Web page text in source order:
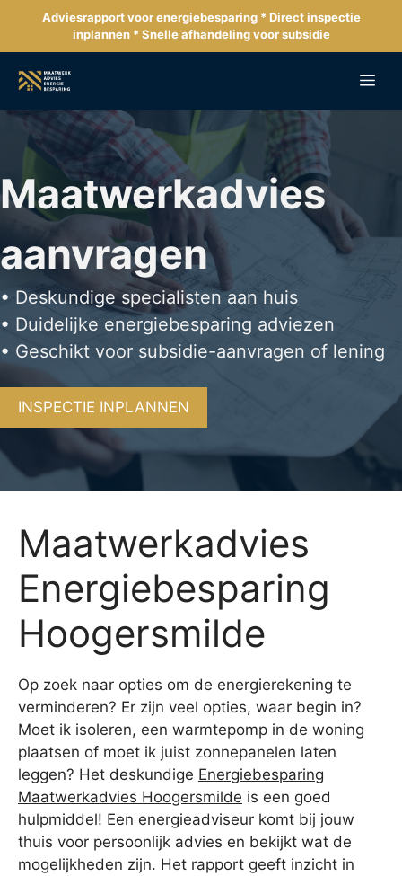
de
inhoud
Adviesrapport voor energiebesparing * Direct inspectie
inplannen * Snelle afhandeling voor subsidie
Maatwerkadvies
aanvragen
• Deskundige specialisten aan huis
• Duidelijke energiebesparing adviezen
• Geschikt voor subsidie-aanvragen of lening
INSPECTIE INPLANNEN
Maatwerkadvies
Energiebesparing
Hoogersmilde
Op zoek naar opties om de energierekening te
verminderen? Er zijn veel opties, waar begin in?
Moet ik isoleren, een warmtepomp in de woning
plaatsen of moet ik juist zonnepanelen laten
leggen? Het deskundige Energiebesparing
Maatwerkadvies Hoogersmilde is een goed
hulpmiddel! Een energieadviseur komt bij jouw
thuis voor persoonlijk advies en bekijkt wat de
mogelijkheden zijn. Het rapport geeft inzicht in